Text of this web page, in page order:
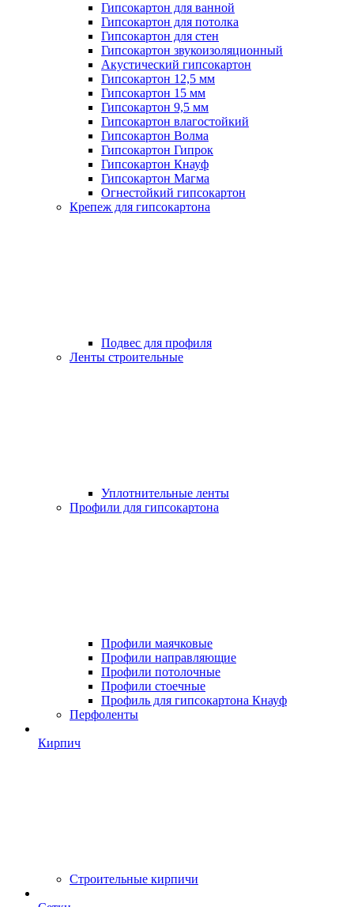
Гипсокартон для ванной
Гипсокартон для потолка
Гипсокартон для стен
Гипсокартон звукоизоляционный
Акустический гипсокартон
Гипсокартон 12,5 мм
Гипсокартон 15 мм
Гипсокартон 9,5 мм
Гипсокартон влагостойкий
Гипсокартон Волма
Гипсокартон Гипрок
Гипсокартон Кнауф
Гипсокартон Магма
Огнестойкий гипсокартон
Крепеж для гипсокартона
Подвес для профиля
Ленты строительные
Уплотнительные ленты
Профили для гипсокартона
Профили маячковые
Профили направляющие
Профили потолочные
Профили стоечные
Профиль для гипсокартона Кнауф
Перфоленты
Кирпич
Строительные кирпичи